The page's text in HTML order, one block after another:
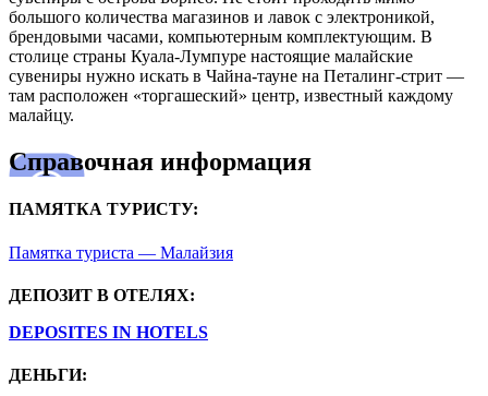
большого количества магазинов и лавок с электроникой,
брендовыми часами, компьютерным комплектующим. В
столице страны Куала-Лумпуре настоящие малайские
сувениры нужно искать в Чайна-тауне на Петалинг-стрит —
там расположен «торгашеский» центр, известный каждому
малайцу.
Справочная информация
ПАМЯТКА ТУРИСТУ:
Памятка туриста — Малайзия
ДЕПОЗИТ В ОТЕЛЯХ:
DEPOSITES IN HOTELS
ДЕНЬГИ: